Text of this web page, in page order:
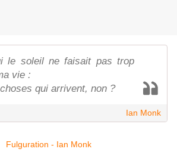
le soleil ne faisait pas trop
vie :
qui arrivent, non ?
Ian Monk